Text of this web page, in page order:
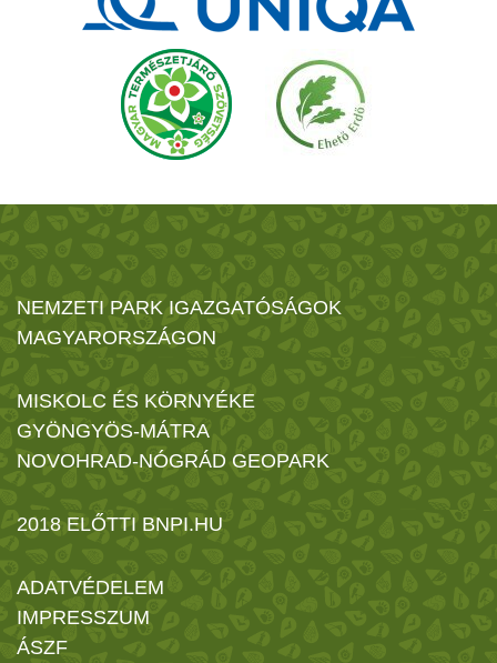
NEMZETI PARK IGAZGATÓSÁGOK
MAGYARORSZÁGON
MISKOLC ÉS KÖRNYÉKE
GYÖNGYÖS-MÁTRA
NOVOHRAD-NÓGRÁD GEOPARK
2018 ELŐTTI BNPI.HU
ADATVÉDELEM
IMPRESSZUM
ÁSZF